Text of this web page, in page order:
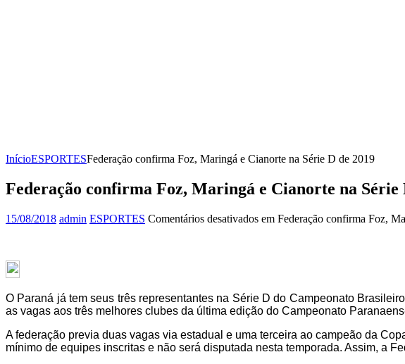
InícioESPORTESFederação confirma Foz, Maringá e Cianorte na Série D de 2019
Federação confirma Foz, Maringá e Cianorte na Série
15/08/2018 admin ESPORTES Comentários desativados em Federação confirma Foz,
O Paraná já tem seus três representantes na Série D do Campeonato
as vagas aos três melhores clubes da última edição do Campeonato
A federação previa duas vagas via estadual e uma terceira ao campeão da
mínimo de equipes inscritas e não será disputada nesta temporada. Assim, a